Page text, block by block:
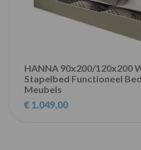
HANNA 90x200/120x200
Stapelbed Functioneel
Meubels
€ 1.049,00